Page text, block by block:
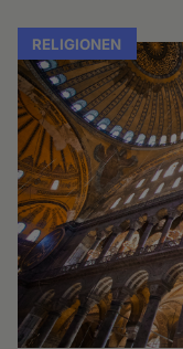
RELIGIONEN